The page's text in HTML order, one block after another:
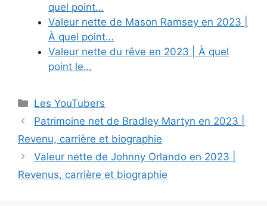
quel point…
Valeur nette de Mason Ramsey en 2023 |
À quel point…
Valeur nette du rêve en 2023 | À quel
point le…
Categories
Les YouTubers
Patrimoine net de Bradley Martyn en 2023 |
Revenu, carrière et biographie
Valeur nette de Johnny Orlando en 2023 |
Revenus, carrière et biographie